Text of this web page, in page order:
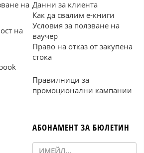
на
на
Данни за клиента
Как да свалим е-книги
Условия за ползване на
ваучер
Право на отказ от закупена
стока
Правилници за
промоционални кампании
АБОНАМЕНТ ЗА БЮЛЕТИН